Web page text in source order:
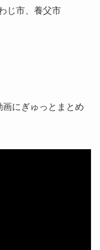
じ市、養父市
にぎゅっとまとめ